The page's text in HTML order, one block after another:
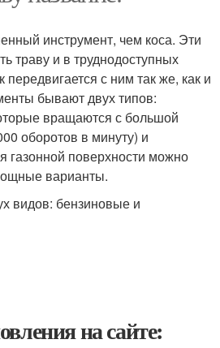
инструмент, чем коса. Эти
траву и в труднодоступных
передвигается с ним так же, как и
бывают двух типов:
вращаются с большой
оборотов в минуту) и
газонной поверхности можно
варианты.
видов: бензиновые и
на сайте: